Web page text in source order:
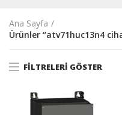
Ana Sayfa
Ürünler “atv71huc13n4
FILTRELERI GÖSTER